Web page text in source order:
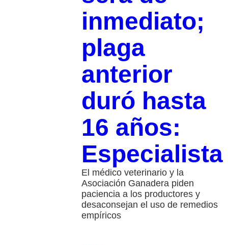
inmediato;
plaga
anterior
duró hasta
16 años:
Especialista
El médico veterinario y la
Asociación Ganadera piden
paciencia a los productores y
desaconsejan el uso de remedios
empíricos